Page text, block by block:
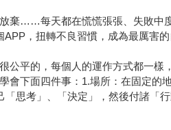
棄……每天都在慌慌張張、失敗中
，扭轉不良習慣，成為最厲害的
平的，每個人的運作方式都一樣
下面四件事：1.場所：在固定的
思考」、「決定」，然後付諸「